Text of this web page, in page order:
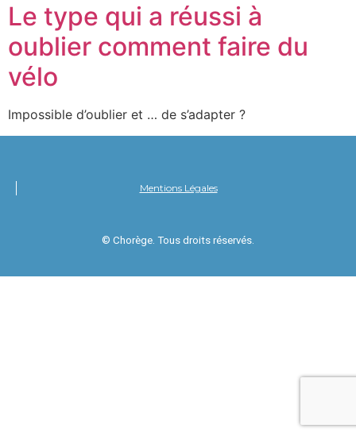
Le type qui a réussi à
oublier comment faire du
vélo
Impossible d’oublier et … de s’adapter ?
Mentions Légales
© Chorège. Tous droits réservés.